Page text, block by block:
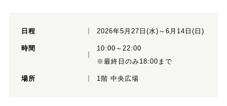
日程 2026年5月27日(水)～6月14日(日)
時間
10:00～22:00
※最終日のみ18:00まで
場所 1階 中央広場